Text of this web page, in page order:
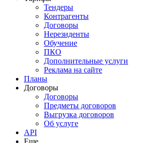
Тендеры
Контрагенты
Договоры
Нерезиденты
Обучение
ПКО
Дополнительные услуги
Реклама на сайте
Планы
Договоры
Договоры
Предметы договоров
Выгрузка договоров
Об услуге
API